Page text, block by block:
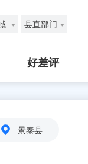
县直部门
好差评
景泰县